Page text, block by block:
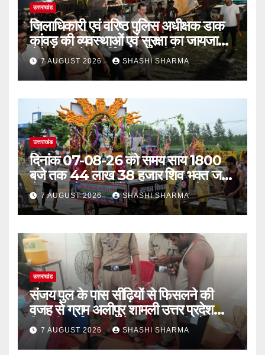
उत्तराखंड
जिलाधिकारी एवं वरिष्ठ पुलिस अधीक्षक डाक
कांवड़ की व्यवस्थाओं एवं सुरक्षा का जायजा
लेने बैरागी कैंप पार्किंग स्थल जीरो ग्राउंड पर
देर रात्रि पहुंचे
7 AUGUST 2026 SHASHI SHARMA
उत्तराखंड
दिनांक 07-08-26 को समय साय 1800
बजे तक 44 लाख 38 हजार शिव भक्त जल
लेकर अपने गंतव्य को प्रस्थान कर चुके
7 AUGUST 2026 SHASHI SHARMA
उत्तराखंड
संजय पुल के पास सीढ़ियों से फिसलने की
वजह से ग्राम अलीपुर शामली उत्तर प्रदेश
निवासी आर्यन कुमार के सर पर गहरी चोट आ
गई
7 AUGUST 2026 SHASHI SHARMA